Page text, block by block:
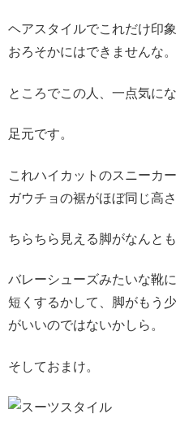
ヘアスタイルでこれだけ印
おろそかにはできませんな。
ところでこの人、一点気にな
足元です。
これハイカットのスニーカ
ガウチョの裾がほぼ同じ高
ちらちら見える脚がなんと
バレーシューズみたいな靴
短くするかして、脚がもう
がいいのではないかしら。
そしておまけ。